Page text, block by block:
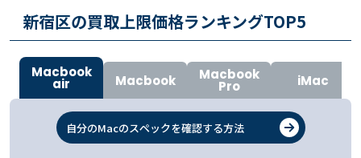
新宿区の買取上限価格ランキングTOP5
Macbook
air Macbook Macbook
Pro iMac
自分のMacのスペックを確認する方法